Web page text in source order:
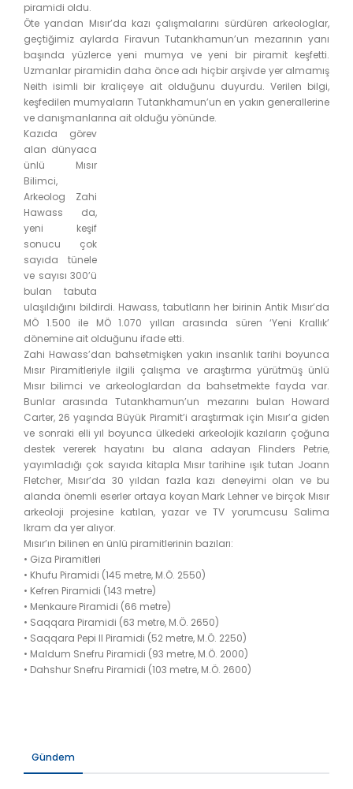
piramidi oldu.
Öte yandan Mısır’da kazı çalışmalarını sürdüren arkeologlar,
geçtiğimiz aylarda Firavun Tutankhamun’un mezarının yanı
başında yüzlerce yeni mumya ve yeni bir piramit keşfetti.
Uzmanlar piramidin daha önce adı hiçbir arşivde yer almamış
Neith isimli bir kraliçeye ait olduğunu duyurdu. Verilen bilgi,
keşfedilen mumyaların Tutankhamun’un en yakın generallerine
ve danışmanlarına ait olduğu yönünde.
Kazıda görev
alan dünyaca
ünlü Mısır
Bilimci,
Arkeolog Zahi
Hawass da,
yeni keşif
sonucu çok
sayıda tünele
ve sayısı 300’ü
bulan tabuta
ulaşıldığını bildirdi. Hawass, tabutların her birinin Antik Mısır’da
MÖ 1.500 ile MÖ 1.070 yılları arasında süren ‘Yeni Krallık’
dönemine ait olduğunu ifade etti.
Zahi Hawass’dan bahsetmişken yakın insanlık tarihi boyunca
Mısır Piramitleriyle ilgili çalışma ve araştırma yürütmüş ünlü
Mısır bilimci ve arkeologlardan da bahsetmekte fayda var.
Bunlar arasında Tutankhamun’un mezarını bulan Howard
Carter, 26 yaşında Büyük Piramit’i araştırmak için Mısır’a giden
ve sonraki elli yıl boyunca ülkedeki arkeolojik kazıların çoğuna
destek vererek hayatını bu alana adayan Flinders Petrie,
yayımladığı çok sayıda kitapla Mısır tarihine ışık tutan Joann
Fletcher, Mısır’da 30 yıldan fazla kazı deneyimi olan ve bu
alanda önemli eserler ortaya koyan Mark Lehner ve birçok Mısır
arkeoloji projesine katılan, yazar ve TV yorumcusu Salima
Ikram da yer alıyor.
Mısır’ın bilinen en ünlü piramitlerinin bazıları:
• Giza Piramitleri
• Khufu Piramidi (145 metre, M.Ö. 2550)
• Kefren Piramidi (143 metre)
• Menkaure Piramidi (66 metre)
• Saqqara Piramidi (63 metre, M.Ö. 2650)
• Saqqara Pepi II Piramidi (52 metre, M.Ö. 2250)
• Maldum Snefru Piramidi (93 metre, M.Ö. 2000)
• Dahshur Snefru Piramidi (103 metre, M.Ö. 2600)
Gündem